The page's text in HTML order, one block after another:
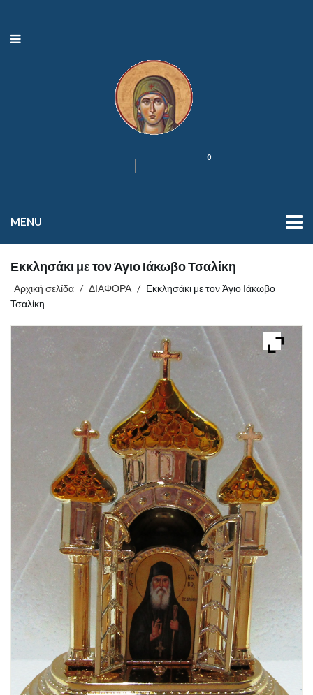
0
MENU
Εκκλησάκι με τον Άγιο Ιάκωβο Τσαλίκη
Αρχική σελίδα / ΔΙΑΦΟΡΑ / Εκκλησάκι με τον Άγιο Ιάκωβο
Τσαλίκη